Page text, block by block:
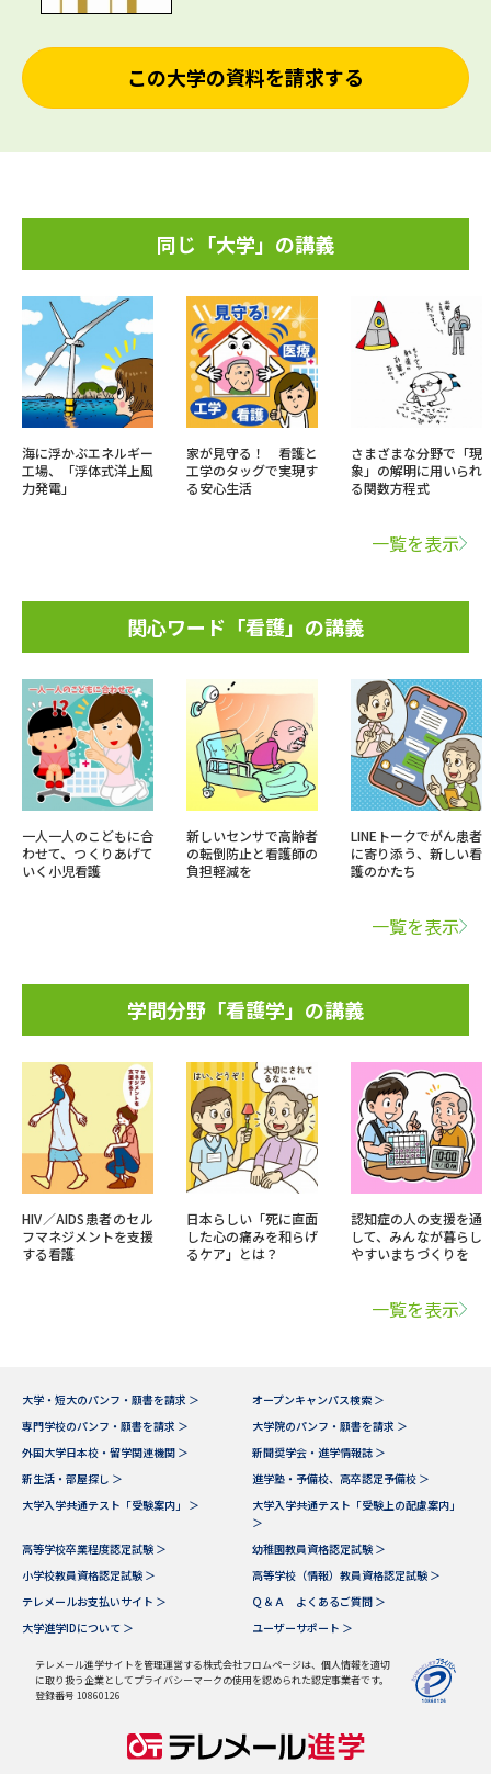
この大学の資料を請求する
同じ「大学」の講義
海に浮かぶエネルギー
工場、「浮体式洋上風
力発電」
家が見守る！ 看護と
工学のタッグで実現す
る安心生活
さまざまな分野で「現
象」の解明に用いられ
る関数方程式
一覧を表示
関心ワード「看護」の講義
一人一人のこどもに合
わせて、つくりあげて
いく小児看護
新しいセンサで高齢者
の転倒防止と看護師の
負担軽減を
LINEトークでがん患者
に寄り添う、新しい看
護のかたち
一覧を表示
学問分野「看護学」の講義
HIV／AIDS患者のセル
フマネジメントを支援
する看護
日本らしい「死に直面
した心の痛みを和らげ
るケア」とは？
認知症の人の支援を通
して、みんなが暮らし
やすいまちづくりを
一覧を表示
大学・短大のパンフ・願書を請求 ＞
オープンキャンパス検索 ＞
専門学校のパンフ・願書を請求 ＞
大学院のパンフ・願書を請求 ＞
外国大学日本校・留学関連機関 ＞
新聞奨学会・進学情報誌 ＞
新生活・部屋探し ＞
進学塾・予備校、高卒認定予備校 ＞
大学入学共通テスト「受験案内」 ＞
大学入学共通テスト「受験上の配慮案内」
＞
高等学校卒業程度認定試験 ＞
幼稚園教員資格認定試験 ＞
小学校教員資格認定試験 ＞
高等学校（情報）教員資格認定試験 ＞
テレメールお支払いサイト ＞
Ｑ＆Ａ よくあるご質問 ＞
大学進学IDについて ＞
ユーザーサポート ＞
テレメール進学サイトを管理運営する株式会社フロムページは、個人情報を適切
に取り扱う企業としてプライバシーマークの使用を認められた認定事業者です。
登録番号 10860126